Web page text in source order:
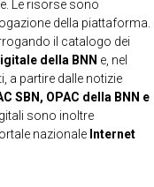
Le risorse sono
della piattaforma.
il catalogo dei
della BNN e, nel
a partire dalle notizie
SBN, OPAC della BNN e
sono inoltre
nazionale Internet